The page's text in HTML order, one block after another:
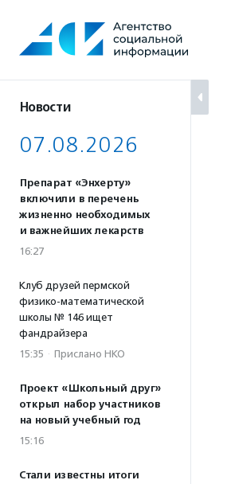
содержанию
Новости
07.08.2026
Препарат «Энхерту»
включили в перечень
жизненно необходимых
и важнейших лекарств
16:27
Клуб друзей пермской
физико-математической
школы № 146 ищет
фандрайзера
15:35 · Прислано НКО
Проект «Школьный друг»
открыл набор участников
на новый учебный год
15:16
Стали известны итоги